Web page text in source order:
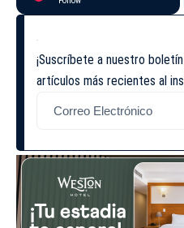
¡Suscríbete a nuestro
artículos más recientes al